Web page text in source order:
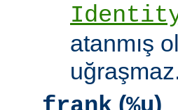
atanmış
(
)